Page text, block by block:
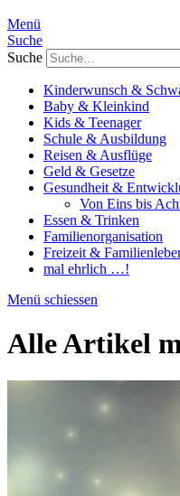
Menü
Suche
Suche
Kinderwunsch &
Baby & Kleinkind
Kids & Teenager
Schule & Ausbildung
Reisen & Ausflüge
Geld & Gesetze
Gesundheit &
Von Eins bis
Essen & Trinken
Familienorganisation
Freizeit &
mal ehrlich …!
Menü schiessen
Alle Artikel